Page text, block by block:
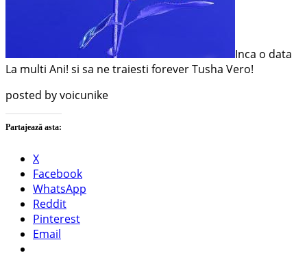
Inca o data
La multi Ani! si sa ne traiesti forever Tusha Vero!
posted by voicunike
Partajează asta:
X
Facebook
WhatsApp
Reddit
Pinterest
Email